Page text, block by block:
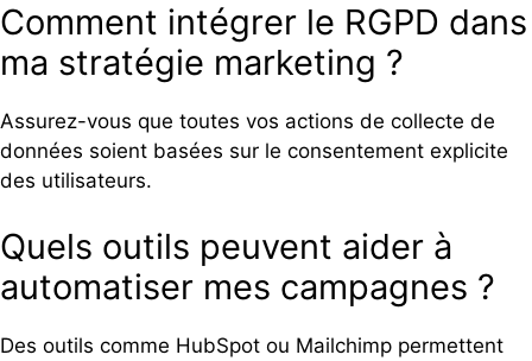
Comment intégrer le RGPD dans
ma stratégie marketing ?
Assurez-vous que toutes vos actions de collecte de
données soient basées sur le consentement explicite
des utilisateurs.
Quels outils peuvent aider à
automatiser mes campagnes ?
Des outils comme HubSpot ou Mailchimp permettent